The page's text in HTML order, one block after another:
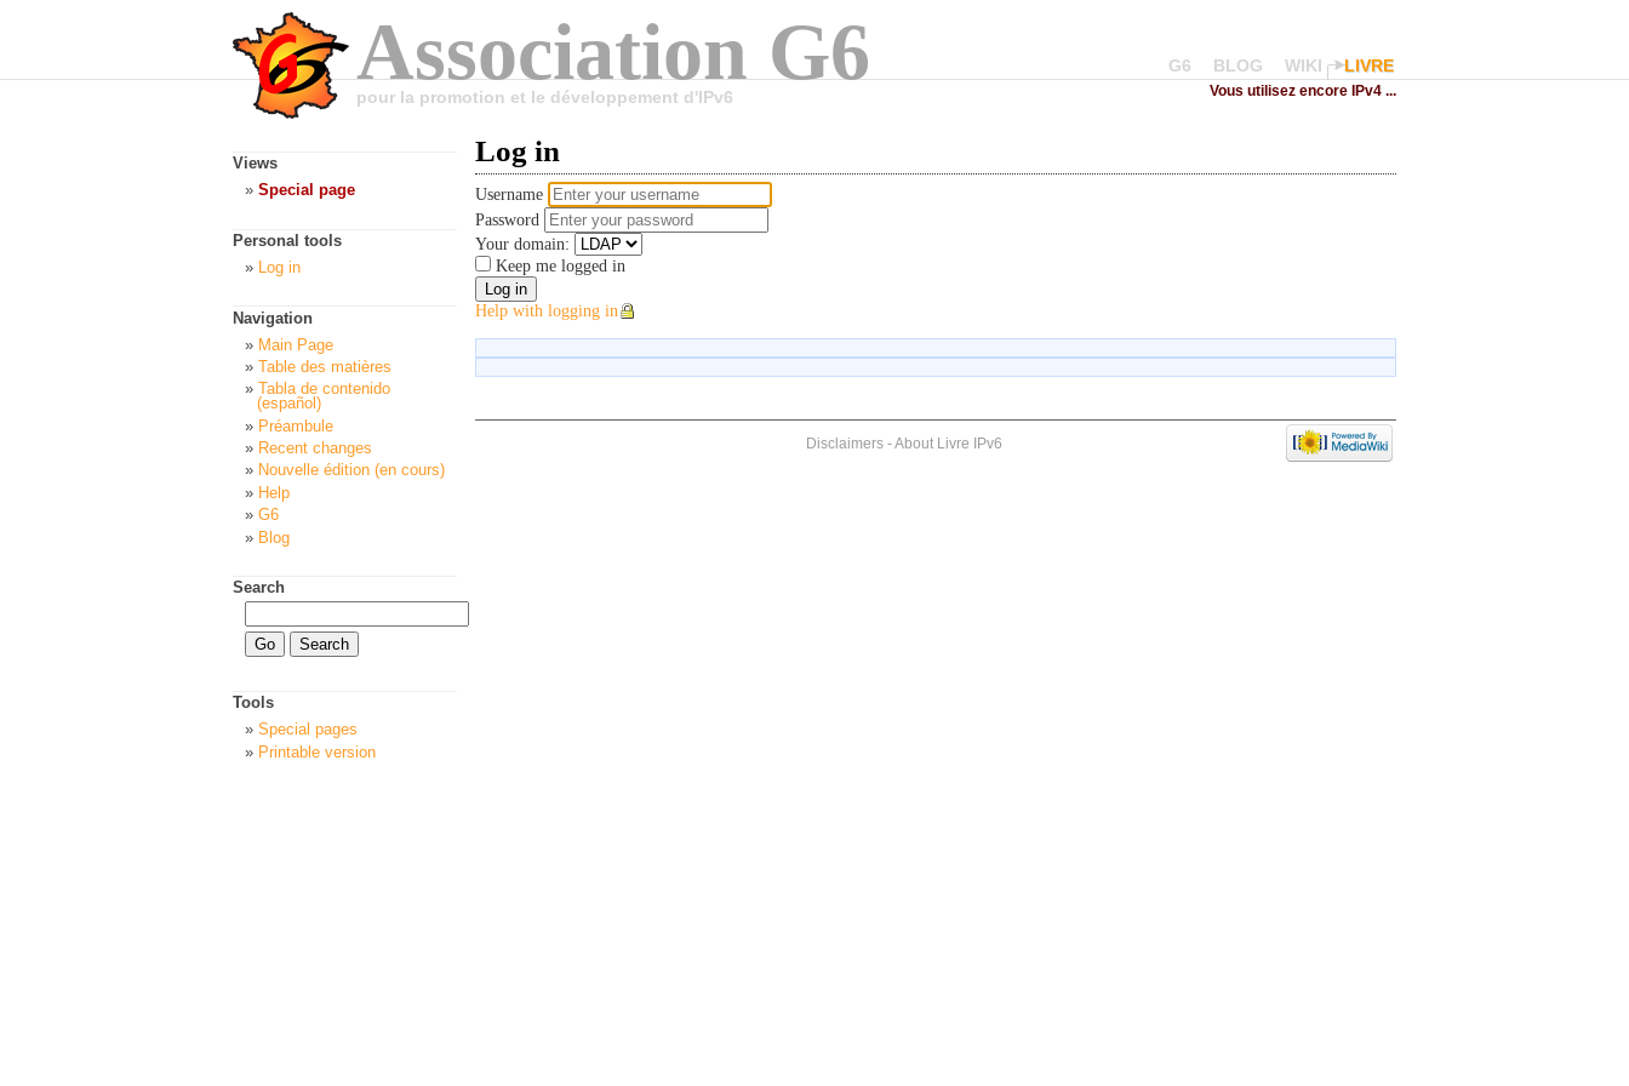
Association G6
pour la promotion et le développement d'IPv6
G6 BLOG WIKI LIVRE
Vous utilisez encore IPv4 ...
Log in
Username
Password
Your domain:
Keep me logged in
Help with logging in
Views
Special page
Personal tools
Log in
Navigation
Main Page
Table des matières
Tabla de contenido
(español)
Préambule
Recent changes
Nouvelle édition (en cours)
Help
G6
Blog
Search
Tools
Special pages
Printable version
Disclaimers-About Livre IPv6